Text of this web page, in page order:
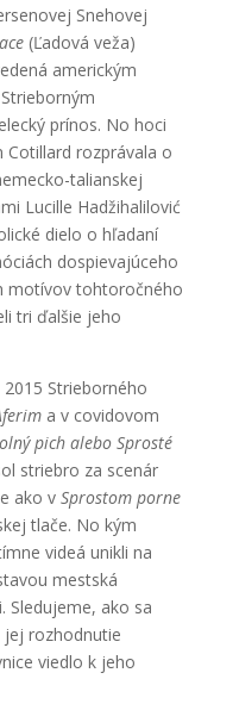
Snehovej
(Ľadová veža)
americkým
prínos. No hoci
rozprávala o
talianskej
Lucille Hadžihalilović
dielo o hľadaní
dospievajúceho
motívov tohtoročného
tri ďalšie jeho
2015 Strieborného
a v covidovom
pich alebo Sprosté
striebro za scenár
ako v Sprostom porne
tlače. No kým
videá unikli na
mestská
Sledujeme, ako sa
rozhodnutie
viedlo k jeho